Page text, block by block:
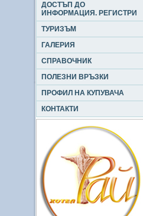
ДОСТЪП ДО
ИНФОРМАЦИЯ. РЕГИСТРИ
ТУРИЗЪМ
ГАЛЕРИЯ
СПРАВОЧНИК
ПОЛЕЗНИ ВРЪЗКИ
ПРОФИЛ НА КУПУВАЧА
КОНТАКТИ